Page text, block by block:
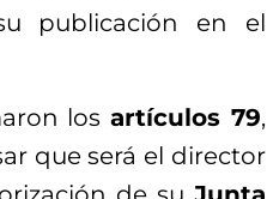
publicación en el
losartículos 79,
que será el director